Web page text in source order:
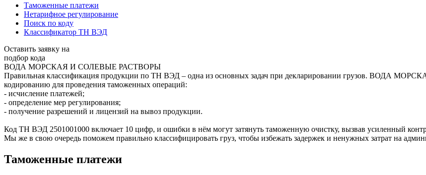
Таможенные платежи
Нетарифное регулирование
Поиск по коду
Классификатор ТН ВЭД
Оставить заявку на
подбор кода
ВОДА МОРСКАЯ И СОЛЕВЫЕ РАСТВОРЫ
Правильная классификация продукции по ТН ВЭД – одна из основных задач при декларировании грузов. ВОДА
кодированию для проведения таможенных операций:
- исчисление платежей;
- определение мер регулирования;
- получение разрешений и лицензий на вывоз продукции.
Код ТН ВЭД 2501001000 включает 10 цифр, и ошибки в нём могут затянуть таможенную очистку, вызвав усиленный
Мы же в свою очередь поможем правильно классифицировать груз, чтобы избежать задержек и ненужных затрат на
Таможенные платежи